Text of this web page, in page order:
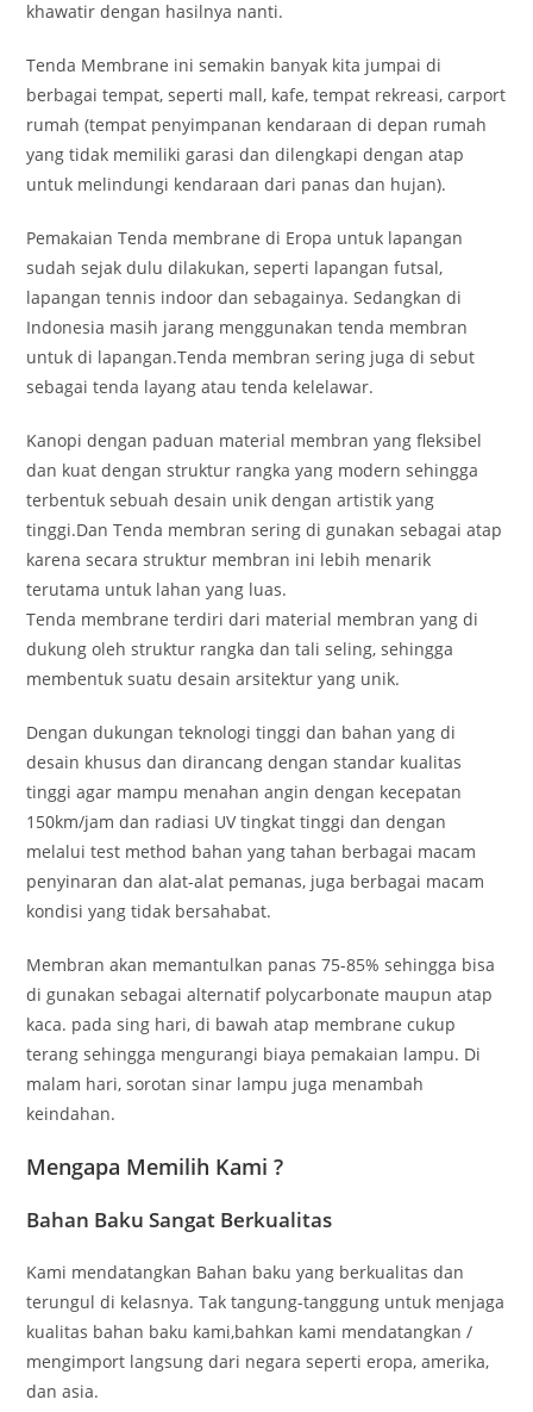
khawatir dengan hasilnya nanti.
Tenda Membrane ini semakin banyak kita jumpai di
berbagai tempat, seperti mall, kafe, tempat rekreasi, carport
rumah (tempat penyimpanan kendaraan di depan rumah
yang tidak memiliki garasi dan dilengkapi dengan atap
untuk melindungi kendaraan dari panas dan hujan).
Pemakaian Tenda membrane di Eropa untuk lapangan
sudah sejak dulu dilakukan, seperti lapangan futsal,
lapangan tennis indoor dan sebagainya. Sedangkan di
Indonesia masih jarang menggunakan tenda membran
untuk di lapangan.Tenda membran sering juga di sebut
sebagai tenda layang atau tenda kelelawar.
Kanopi dengan paduan material membran yang fleksibel
dan kuat dengan struktur rangka yang modern sehingga
terbentuk sebuah desain unik dengan artistik yang
tinggi.Dan Tenda membran sering di gunakan sebagai atap
karena secara struktur membran ini lebih menarik
terutama untuk lahan yang luas.
Tenda membrane terdiri dari material membran yang di
dukung oleh struktur rangka dan tali seling, sehingga
membentuk suatu desain arsitektur yang unik.
Dengan dukungan teknologi tinggi dan bahan yang di
desain khusus dan dirancang dengan standar kualitas
tinggi agar mampu menahan angin dengan kecepatan
150km/jam dan radiasi UV tingkat tinggi dan dengan
melalui test method bahan yang tahan berbagai macam
penyinaran dan alat-alat pemanas, juga berbagai macam
kondisi yang tidak bersahabat.
Membran akan memantulkan panas 75-85% sehingga bisa
di gunakan sebagai alternatif polycarbonate maupun atap
kaca. pada sing hari, di bawah atap membrane cukup
terang sehingga mengurangi biaya pemakaian lampu. Di
malam hari, sorotan sinar lampu juga menambah
keindahan.
Mengapa Memilih Kami ?
Bahan Baku Sangat Berkualitas
Kami mendatangkan Bahan baku yang berkualitas dan
terungul di kelasnya. Tak tangung-tanggung untuk menjaga
kualitas bahan baku kami,bahkan kami mendatangkan /
mengimport langsung dari negara seperti eropa, amerika,
dan asia.